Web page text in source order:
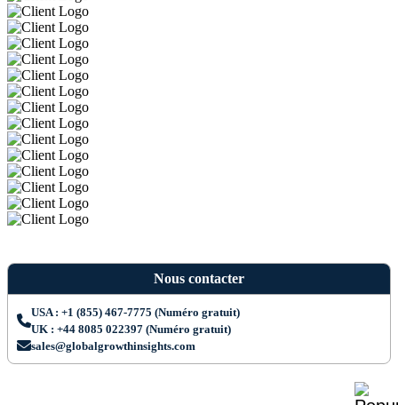
Nous contacter
USA : +1 (855) 467-7775 (Numéro gratuit)
UK : +44 8085 022397 (Numéro gratuit)
sales@globalgrowthinsights.com